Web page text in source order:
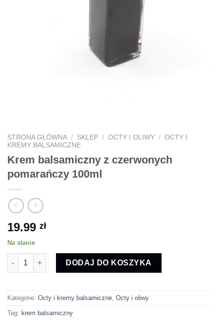
STRONA GŁÓWNA / SKLEP / OCTY I OLIWY / OCTY I
KREMY BALSAMICZNE
Krem balsamiczny z czerwonych
pomarańczy 100ml
19.99 zł
Na stanie
ilość Krem balsamiczny z czerwonych pomarańczy 100ml
DODAJ DO KOSZYKA
Kategorie: Octy i kremy balsamiczne, Octy i oliwy
Tag: krem balsamiczny